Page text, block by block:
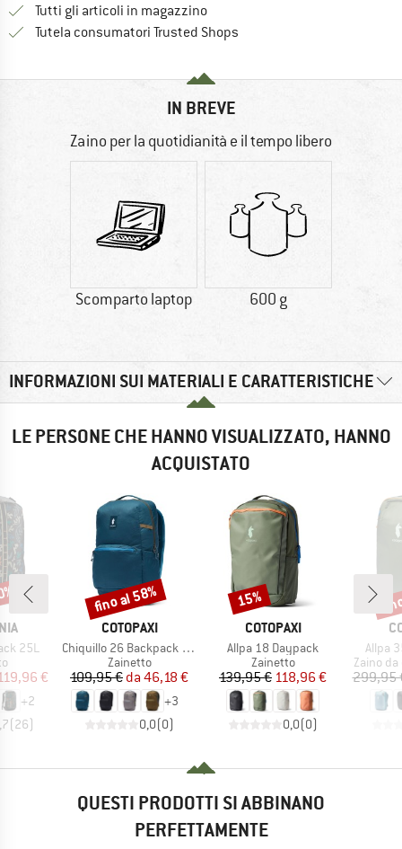
Tutti gli articoli in magazzino
Tutela consumatori Trusted Shops
IN BREVE
Zaino per la quotidianità e il tempo libero
Scomparto laptop 600 g
INFORMAZIONI SUI MATERIALI E CARATTERISTICHE
LE PERSONE CHE HANNO VISUALIZZATO, HANNO
ACQUISTATO
25L
prodotti
ridotto
€
+2
(26)
MARCHIO
COTOPAXI
Articolo
Chiquillo 26 Backpack Cada Dia
Gruppo di prodotti
Zainetto
Prezzo
109,95 € Prezzo ridotto
da 46,18 €
+3
0,0(0)
Sconto
fino al 58%
MARCHIO
COTOPAXI
Articolo
Allpa 18 Daypack
Gruppo di prodotti
Zainetto
Prezzo
139,95 €Prezzo ridotto
118,96 €
0,0(0)
Sconto
15%
Allpa
Gruppo
Zaino
299,95
QUESTI PRODOTTI SI ABBINANO
PERFETTAMENTE